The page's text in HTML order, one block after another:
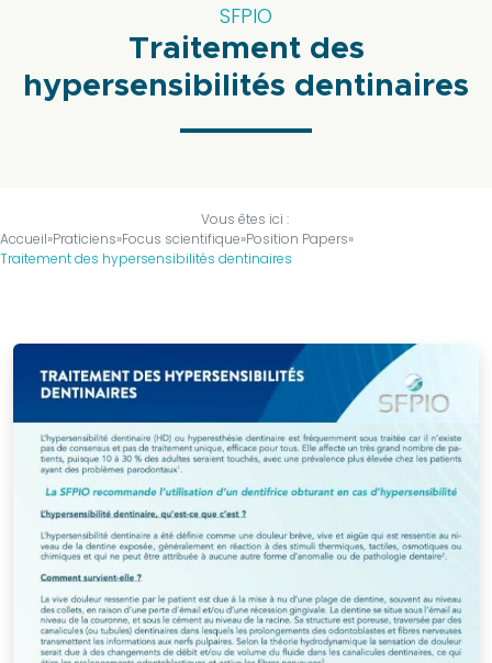
SFPIO
Traitement des
hypersensibilités dentinaires
Vous êtes ici :
Accueil»Praticiens»Focus scientifique»Position Papers»
Traitement des hypersensibilités dentinaires
mot
du
membre
?
Devenir
partenaire
La
presse
en
parle
Actualités
Sociétés
Régionales
Evénements
Congrès